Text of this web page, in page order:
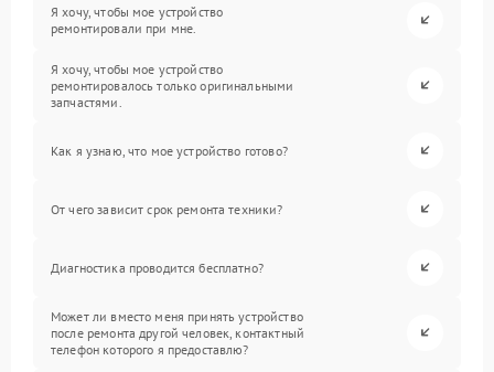
Я хочу, чтобы мое устройство
ремонтировали при мне.
Я хочу, чтобы мое устройство
ремонтировалось только оригинальными
запчастями.
Как я узнаю, что мое устройство готово?
От чего зависит срок ремонта техники?
Диагностика проводится бесплатно?
Может ли вместо меня принять устройство
после ремонта другой человек, контактный
телефон которого я предоставлю?